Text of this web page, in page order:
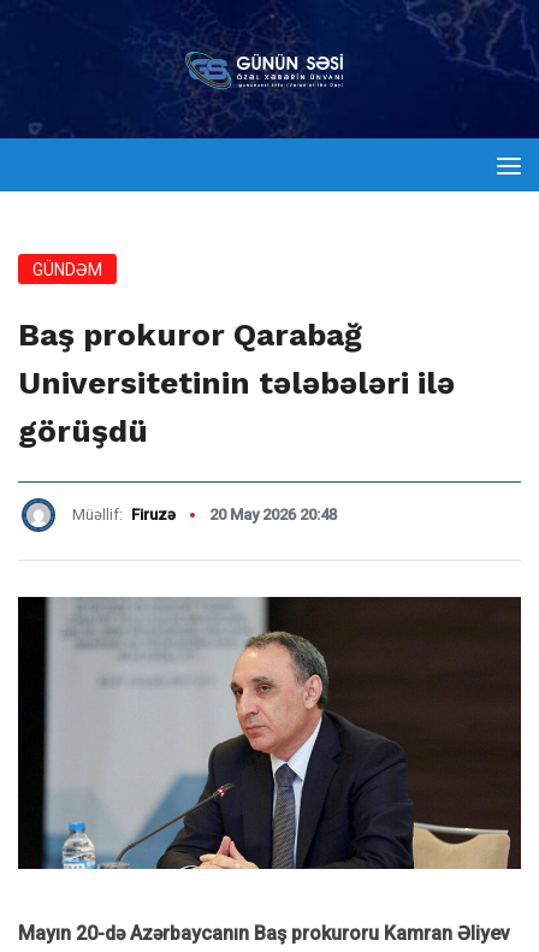
GÜNDƏM
Baş prokuror Qarabağ
Universitetinin tələbələri ilə
görüşdü
Müəllif: Firuzə 20 May 2026 20:48
Mayın 20-də Azərbaycanın Baş prokuroru Kamran Əliyev